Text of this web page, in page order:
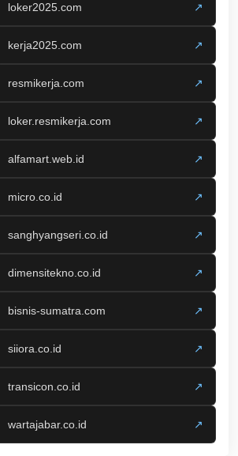
loker2025.com ↗
kerja2025.com ↗
resmikerja.com ↗
loker.resmikerja.com ↗
alfamart.web.id ↗
micro.co.id ↗
sanghyangseri.co.id ↗
dimensitekno.co.id ↗
bisnis-sumatra.com ↗
siiora.co.id ↗
transicon.co.id ↗
wartajabar.co.id ↗